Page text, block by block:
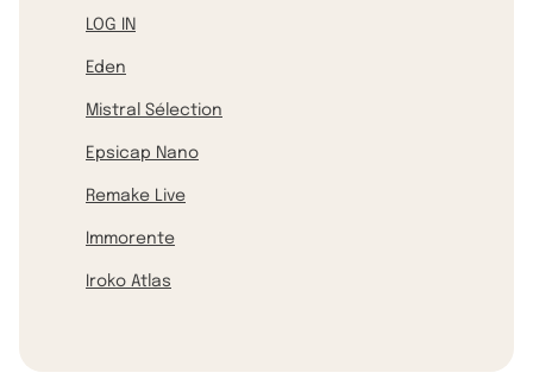
LOG IN
Eden
Mistral Sélection
Epsicap Nano
Remake Live
Immorente
Iroko Atlas